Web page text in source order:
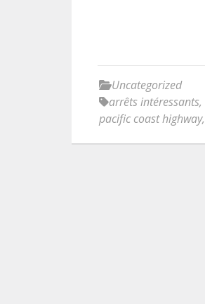
Uncategorized
arrêts intéressants,
pacific coast highway,